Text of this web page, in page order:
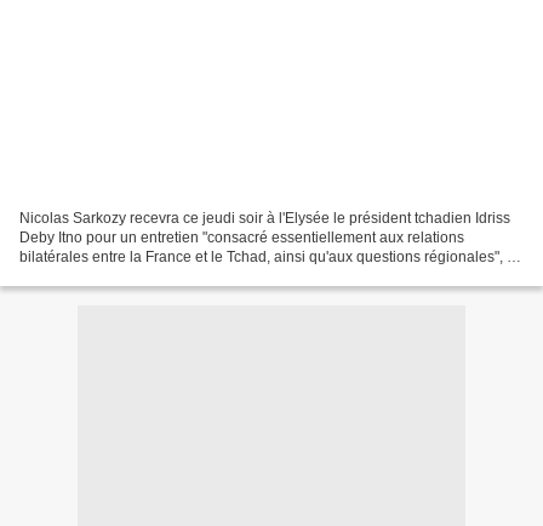
Nicolas Sarkozy recevra ce jeudi soir à l'Elysée le président tchadien Idriss
Deby Itno pour un entretien "consacré essentiellement aux relations
bilatérales entre la France et le Tchad, ainsi qu'aux questions régionales", a